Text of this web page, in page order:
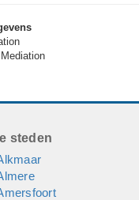
steden